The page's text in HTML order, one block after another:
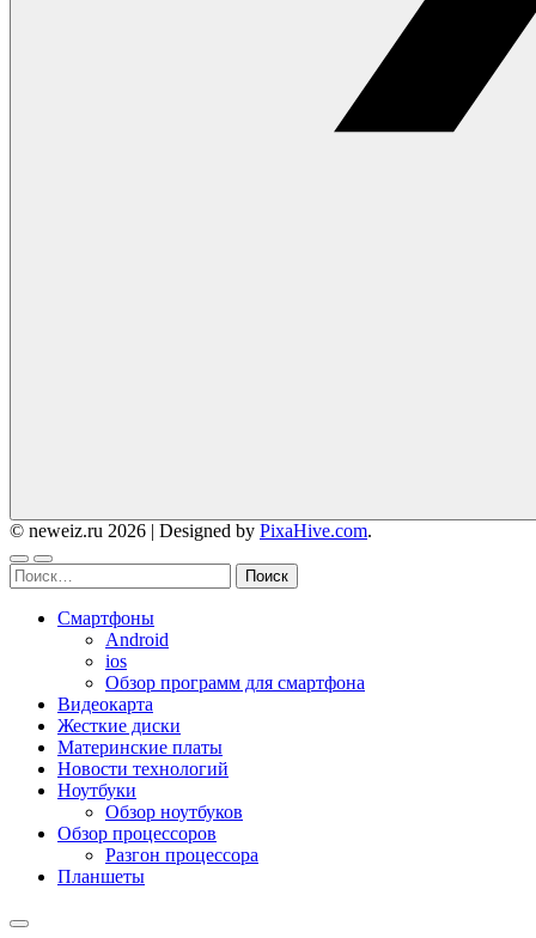
© neweiz.ru 2026 | Designed by PixaHive.com.
Найти:
Смартфоны
Android
ios
Обзор программ для смартфона
Видеокарта
Жесткие диски
Материнские платы
Новости технологий
Ноутбуки
Обзор ноутбуков
Обзор процессоров
Разгон процессора
Планшеты